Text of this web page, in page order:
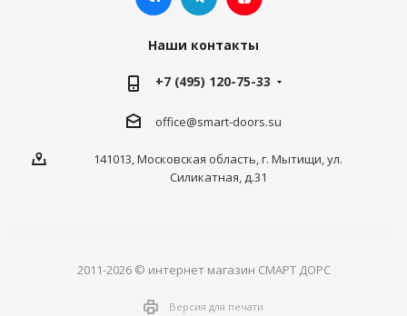
Наши контакты
+7 (495) 120-75-33
office@smart-doors.su
141013, Московская область, г. Мытищи, ул.
Силикатная, д.31
2011-2026 © интернет магазин СМАРТ ДОРС
Версия для печати